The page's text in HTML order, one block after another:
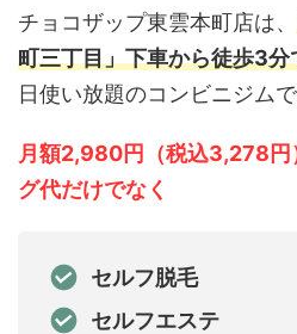
チョコザップ東雲本町店は、
町三丁目」下車から徒歩3分
日使い放題のコンビニジムで
月額2,980円（税込3,278円
グ代だけでなく
セルフ脱毛
セルフエステ